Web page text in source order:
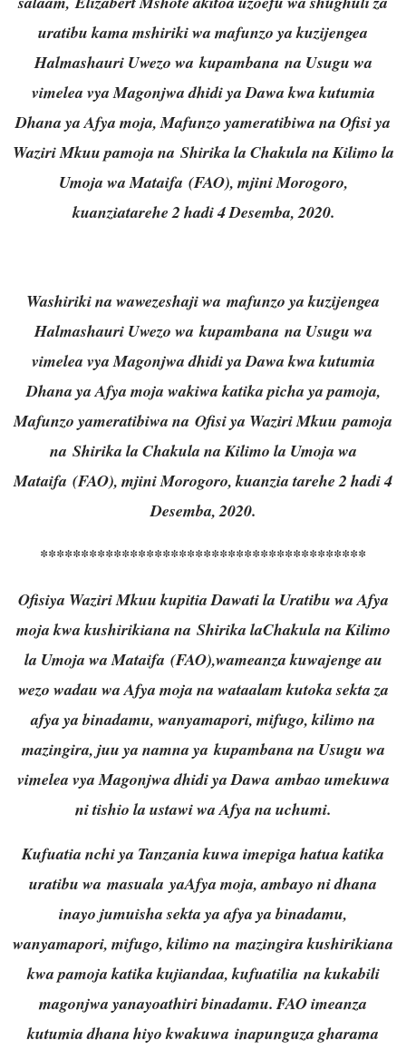
uratibu kama mshiriki wa mafunzo ya kuzijengea
Halmashauri Uwezo wa kupambana na Usugu wa
vimelea vya Magonjwa dhidi ya Dawa kwa kutumia
Dhana ya Afya moja, Mafunzo yameratibiwa na Ofisi ya
Waziri Mkuu pamoja na Shirika la Chakula na Kilimo la
Umoja wa Mataifa (FAO), mjini Morogoro,
kuanziatarehe 2 hadi 4 Desemba, 2020.
Washiriki na wawezeshaji wa mafunzo ya kuzijengea
Halmashauri Uwezo wa kupambana na Usugu wa
vimelea vya Magonjwa dhidi ya Dawa kwa kutumia
Dhana ya Afya moja wakiwa katika picha ya pamoja,
Mafunzo yameratibiwa na Ofisi ya Waziri Mkuu pamoja
na Shirika la Chakula na Kilimo la Umoja wa
Mataifa (FAO), mjini Morogoro, kuanzia tarehe 2 hadi 4
Desemba, 2020.
****************************************
Ofisiya Waziri Mkuu kupitia Dawati la Uratibu wa Afya
moja kwa kushirikiana na Shirika laChakula na Kilimo
la Umoja wa Mataifa (FAO),wameanza kuwajenge au
wezo wadau wa Afya moja na wataalam kutoka sekta za
afya ya binadamu, wanyamapori, mifugo, kilimo na
mazingira, juu ya namna ya kupambana na Usugu wa
vimelea vya Magonjwa dhidi ya Dawa ambao umekuwa
ni tishio la ustawi wa Afya na uchumi.
Kufuatia nchi ya Tanzania kuwa imepiga hatua katika
uratibu wa masuala yaAfya moja, ambayo ni dhana
inayo jumuisha sekta ya afya ya binadamu,
wanyamapori, mifugo, kilimo na mazingira kushirikiana
kwa pamoja katika kujiandaa, kufuatilia na kukabili
magonjwa yanayoathiri binadamu. FAO imeanza
kutumia dhana hiyo kwakuwa inapunguza gharama